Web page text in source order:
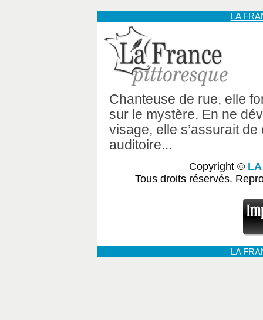
LA
Chanteuse de rue, elle
sur le mystère. En ne
visage, elle s’assurait
auditoire...
Copyright ©
Tous droits réservés.
LA